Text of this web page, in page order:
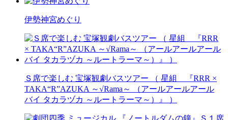
伊勢神宮めぐり
Ｓ席で楽しむ 宝塚観劇バスツアー （ 星組 『RRR ×
TAKA“R”AZUKA ～√Rama～ （アールアールアール
バイ タカラヅカ ～ルートラーマ～）』 ）